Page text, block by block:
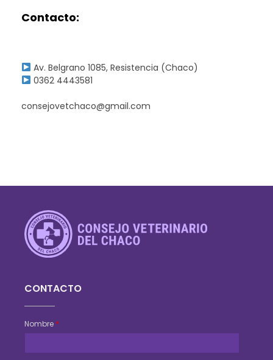
Contacto:
Av. Belgrano 1085, Resistencia (Chaco)
0362 4443581
consejovetchaco@gmail.com
CONTACTO
Nombre *